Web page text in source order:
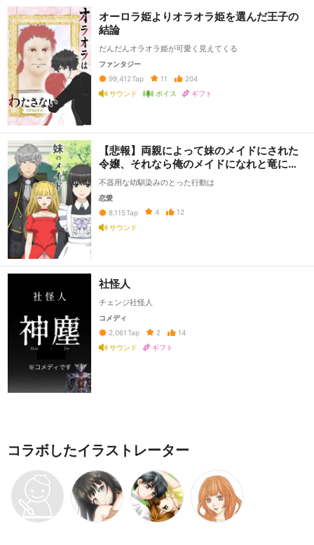
オーロラ姫よりオラオラ姫を選んだ王子の
結論
だんだんオラオラ姫が可愛く見えてくる
ファンタジー
99,412 Tap 11
204
サウンド
ボイス ギフト
【悲報】両親によって妹のメイドにされた
令嬢、それなら俺のメイドになれと竜に攫
われる【朗報？】
不器用な幼馴染みのとった行動は
恋愛
8,115Tap 4
12
サウンド
社怪人
チェンジ社怪人
コメディ
2,061 Tap 2
14
サウンド
ギフト
コラボしたイラストレーター